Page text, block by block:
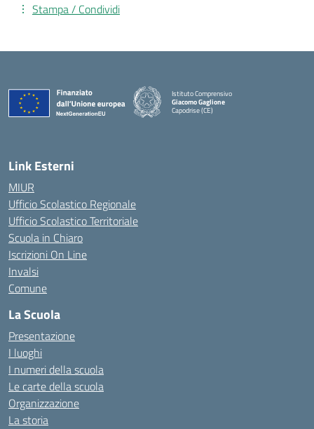
Stampa / Condividi
Istituto Comprensivo
Giacomo Gaglione
Capodrise (CE)
— Visita la pagina iniziale della scuola
Link Esterni
MIUR
Ufficio Scolastico Regionale
Ufficio Scolastico Territoriale
Scuola in Chiaro
Iscrizioni On Line
Invalsi
Comune
La Scuola
Presentazione
I luoghi
I numeri della scuola
Le carte della scuola
Organizzazione
La storia